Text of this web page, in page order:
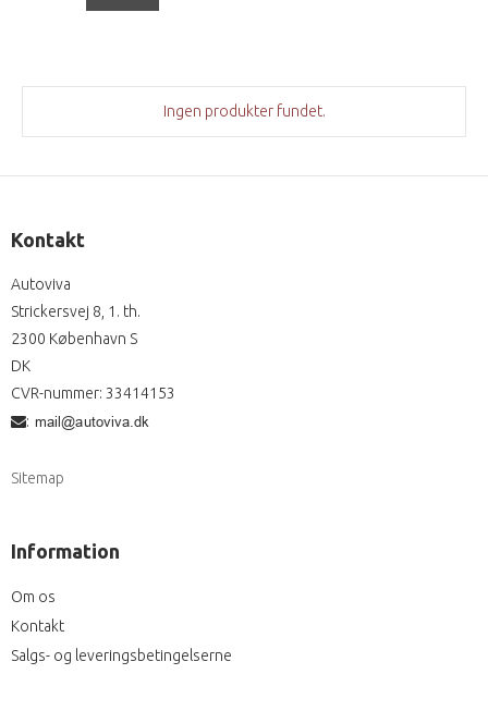
Ingen produkter fundet.
Kontakt
Autoviva
Strickersvej 8, 1. th.
2300 København S
DK
CVR-nummer: 33414153
:
Sitemap
Information
Om os
Kontakt
Salgs- og leveringsbetingelserne